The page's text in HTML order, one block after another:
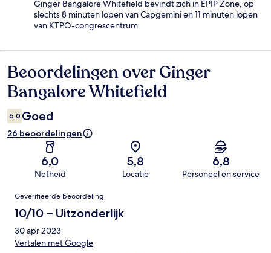
Ginger Bangalore Whitefield bevindt zich in EPIP Zone, op
slechts 8 minuten lopen van Capgemini en 11 minuten lopen
van KTPO-congrescentrum.
Beoordelingen
Beoordelingen over Ginger
Bangalore Whitefield
6,0 Goed
26 beoordelingen
6,0
Netheid
5,8
Locatie
6,8
Personeel en service
Beoordelingen
Geverifieerde beoordeling
10/10 – Uitzonderlijk
30 apr 2023
Vertalen met Google